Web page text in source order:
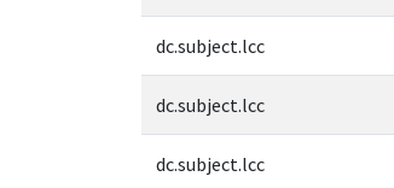
dc.subject.lcc
dc.subject.lcc
dc.subject.lcc